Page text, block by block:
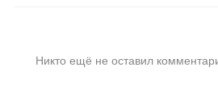
Никто ещё не оставил